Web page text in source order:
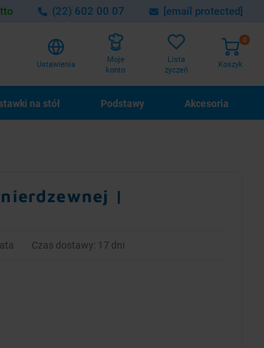
(22) 602 00 07 [email protected]
Ustawienia
Moje
konto
Lista
życzeń
Koszyk
0
na stół Podstawy Akcesoria
|
Czas dostawy: 17 dni